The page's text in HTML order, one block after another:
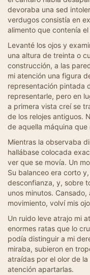
devoraba una sed
verdugos consistía en
alimento que contenía
Levanté los ojos y
una altura de treinta o
construcción, a las
mi atención una figura
representación pintada
representarle, pero en
a primera vista creí se
de los relojes antiguos.
de aquella máquina
Mientras la observaba
hallábase colocada
ver que se movía. Un
Su balanceo era corto
desconfianza, y, sobre
unos minutos.
movimiento, volví mis
Un ruido leve atrajo mi
enormes ratas que lo
podía distinguir a mi
miraba, subieron en
atraídas por el olor de
atención apartarlas.